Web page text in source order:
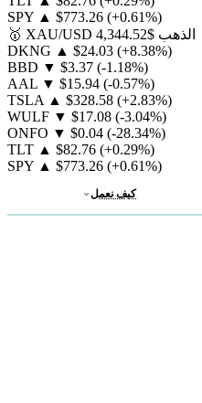
SPY ▲ $773.26 (+0.61%)
🥇 XAU/USD الذهب $4,344.52
DKNG ▲ $24.03 (+8.38%)
BBD ▼ $3.37 (-1.18%)
AAL ▼ $15.94 (-0.57%)
TSLA ▲ $328.58 (+2.83%)
WULF ▼ $17.08 (-3.04%)
ONFO ▼ $0.04 (-28.34%)
TLT ▲ $82.76 (+0.29%)
SPY ▲ $773.26 (+0.61%)
كيف نعمل